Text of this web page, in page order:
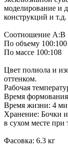
моделирование и
конструкций и т.д.
Соотношение А:В
По объему 100:100
По массе 100:108
Цвет полиола и
оттенком.
Рабочая
Время
Время жизни: 4
Хранение: Бочки
в сухом месте при
Фасовка: 6.3 кг